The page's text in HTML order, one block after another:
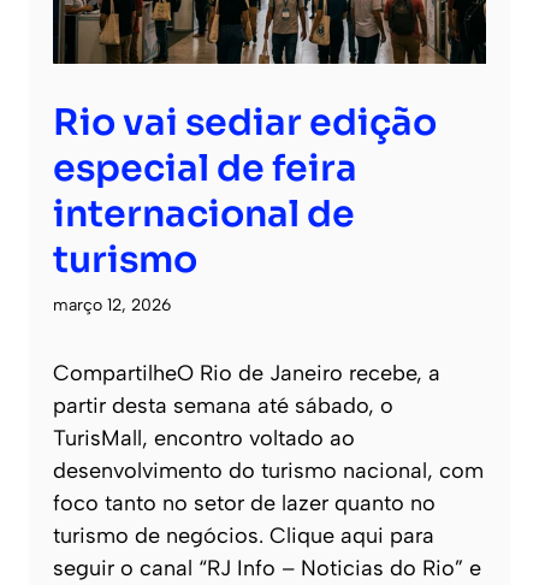
Rio vai sediar edição
especial de feira
internacional de
turismo
março 12, 2026
CompartilheO Rio de Janeiro recebe, a
partir desta semana até sábado, o
TurisMall, encontro voltado ao
desenvolvimento do turismo nacional, com
foco tanto no setor de lazer quanto no
turismo de negócios. Clique aqui para
seguir o canal “RJ Info – Noticias do Rio” e